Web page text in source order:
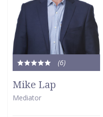
(6)
Totale
5
van
Mike Lap
Mediator